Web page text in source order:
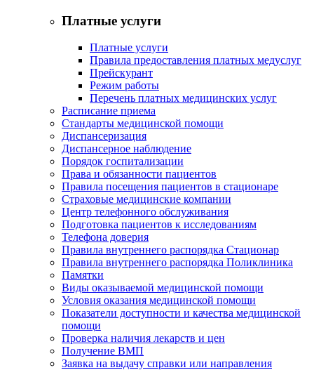
Платные услуги
Платные услуги
Правила предоставления платных медуслуг
Прейскурант
Режим работы
Перечень платных медицинских услуг
Расписание приема
Стандарты медицинской помощи
Диспансеризация
Диспансерное наблюдение
Порядок госпитализации
Права и обязанности пациентов
Правила посещения пациентов в стационаре
Страховые медицинские компании
Центр телефонного обслуживания
Подготовка пациентов к исследованиям
Телефона доверия
Правила внутреннего распорядка Стационар
Правила внутреннего распорядка Поликлиника
Памятки
Виды оказываемой медицинской помощи
Условия оказания медицинской помощи
Показатели доступности и качества медицинской
помощи
Проверка наличия лекарств и цен
Получение ВМП
Заявка на выдачу справки или направления